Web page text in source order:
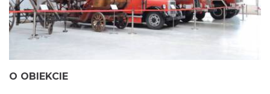
O OBIEKCIE